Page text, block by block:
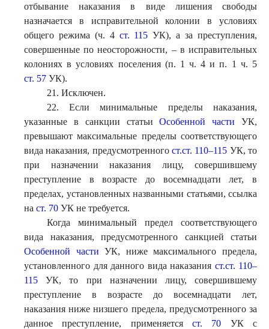
отбывание наказания в виде лишения свободы
назначается в исправительной колонии в условиях
общего режима (ч. 4 ст. 115 УК), а за преступления,
совершенные по неосторожности, – в исправительных
колониях в условиях поселения (п. 1 ч. 4 и п. 1 ч. 5
ст. 57 УК).
21. Исключен.
22. Если минимальные пределы наказания,
указанные в санкции статьиОсобенной части УК,
превышают максимальные пределы соответствующего
вида наказания, предусмотренного ст.ст. 110–115 УК, то
при назначении наказания лицу, совершившему
преступление в возрасте до восемнадцати лет, в
пределах, установленных названными статьями, ссылка
на ст. 70 УК не требуется.
Когда минимальный предел соответствующего
вида наказания, предусмотренного санкцией статьи
Особенной части УК, ниже максимального предела,
установленного для данного вида наказания ст.ст. 110–
115 УК, то при назначении лицу, совершившему
преступление в возрасте до восемнадцати лет,
наказания ниже низшего предела, предусмотренного за
данное преступление, применяется ст. 70 УК с